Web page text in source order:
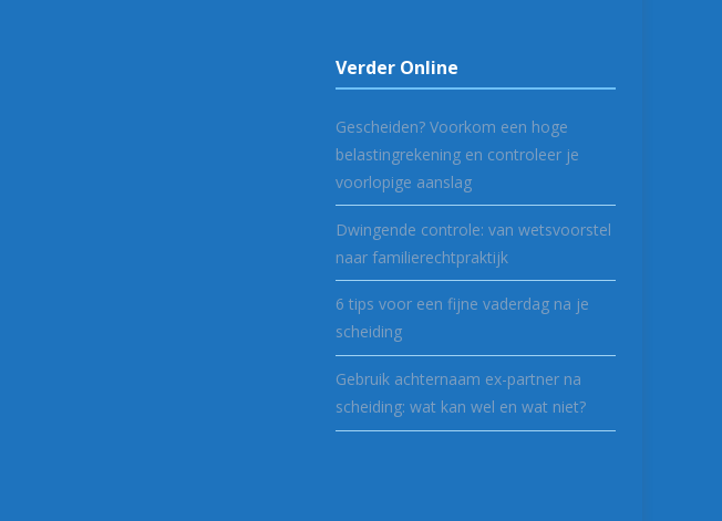
Verder Online
Gescheiden? Voorkom een hoge
belastingrekening en controleer je
voorlopige aanslag
Dwingende controle: van wetsvoorstel
naar familierechtpraktijk
6 tips voor een fijne vaderdag na je
scheiding
Gebruik achternaam ex-partner na
scheiding: wat kan wel en wat niet?